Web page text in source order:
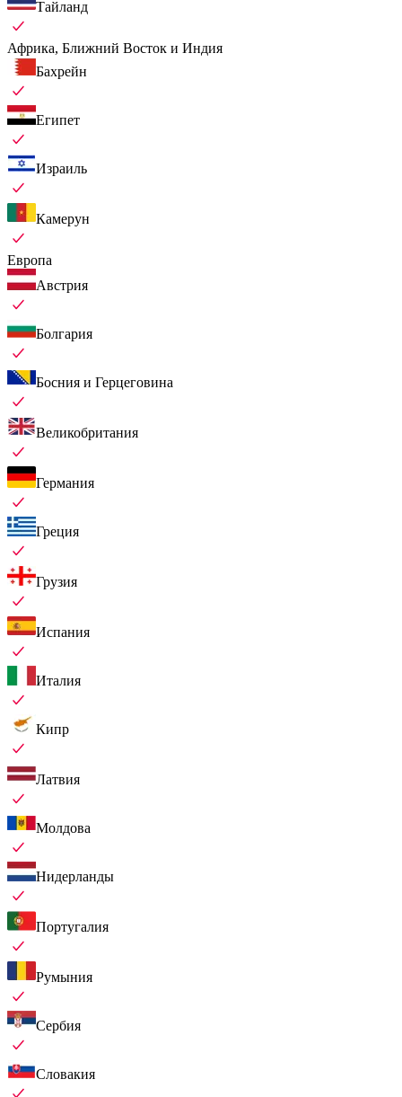
Тайланд
Африка, Ближний Восток и Индия
Бахрейн
Египет
Израиль
Камерун
Европа
Австрия
Болгария
Босния и Герцеговина
Великобритания
Германия
Греция
Грузия
Испания
Италия
Кипр
Латвия
Молдова
Нидерланды
Португалия
Румыния
Сербия
Словакия